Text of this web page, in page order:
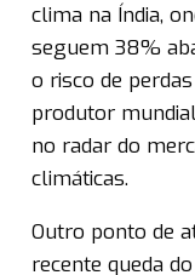
clima na Índia,
seguem 38%
o risco de
produtor
no radar do
climáticas.
Outro ponto de
recente queda